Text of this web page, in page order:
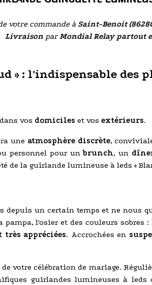
votre commande à Saint-Benoit
LivraisonparMondial Relay partout
» : l'indispensable des
vos domiciles et vos extérieurs.
une atmosphère discrète,
personnel pour unbrunch, un
de la guirlande lumineuse à leds «
depuis un certain temps et ne nous
l'osier et des couleurs
appréciées. Accrochées en
votre célébration de mariage.
guirlandes lumineuses à